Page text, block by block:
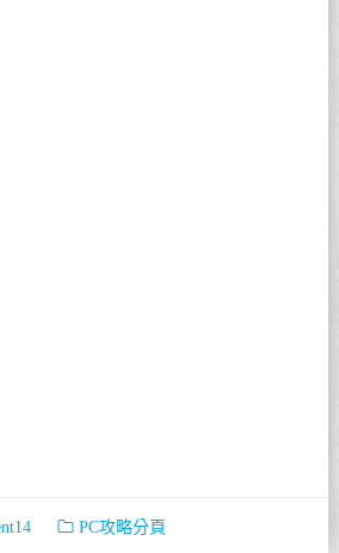
PC攻略分頁